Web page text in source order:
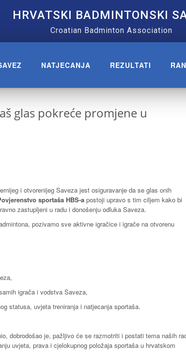
HRVATSKI BADMINTONSKI
Croatian Badminton Association
NATJECANJA REZULTATI
glas pokreće promjene u
i otvorenijeg Saveza jest osiguravanje da se glas onih
sportaša HBS-a postoji upravo s tim ciljem kako bi
zastupljeni u radu i donošenju odluka Saveza.
pozivamo sve aktivne igračice i igrače na otvorenu
igrača i vodstva Saveza,
statusa, uvjeta treniranja i natjecanja sportaša.
dobrodošao je, pažljivo će se razmotriti i postati tema naših
uvjeta, prava i cjelokupnog položaja sportaša u hrvatskom